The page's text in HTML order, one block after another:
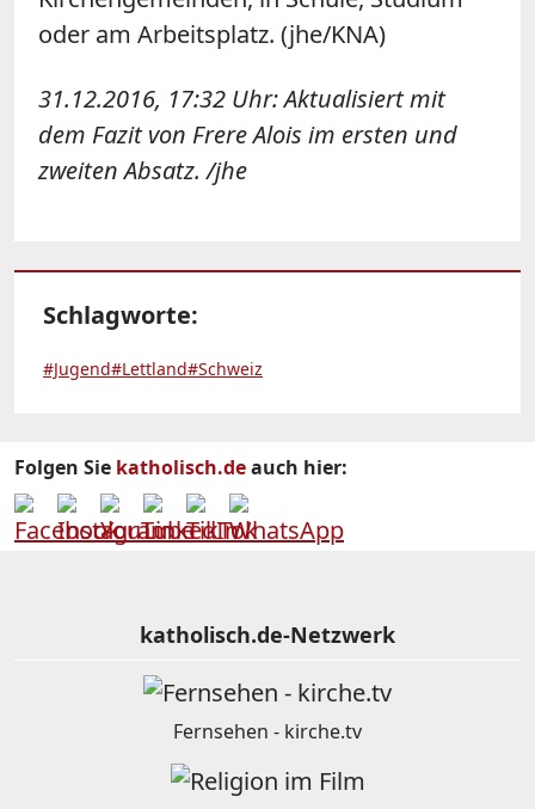
oder am Arbeitsplatz. (jhe/KNA)
31.12.2016, 17:32 Uhr: Aktualisiert mit
dem Fazit von Frere Alois im ersten und
zweiten Absatz. /jhe
Schlagworte:
#Jugend#Lettland#Schweiz
Folgen Sie katholisch.deauch hier:
katholisch.de-Netzwerk
Fernsehen - kirche.tv